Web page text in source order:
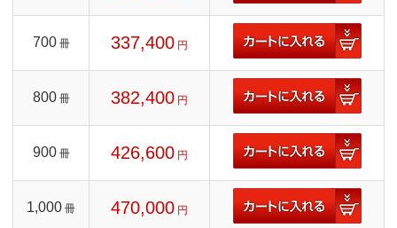
700 冊 337,400 円
800 冊 382,400 円
900 冊 426,600 円
1,000 冊 470,000 円